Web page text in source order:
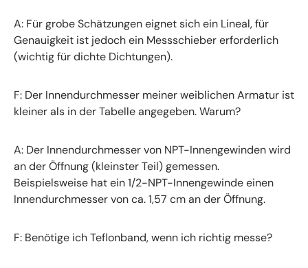
A: Für grobe Schätzungen eignet sich ein Lineal, für
Genauigkeit ist jedoch ein Messschieber erforderlich
(wichtig für dichte Dichtungen).
F: Der Innendurchmesser meiner weiblichen Armatur ist
kleiner als in der Tabelle angegeben. Warum?
A: Der Innendurchmesser von NPT-Innengewinden wird
an der Öffnung (kleinster Teil) gemessen.
Beispielsweise hat ein 1/2-NPT-Innengewinde einen
Innendurchmesser von ca. 1,57 cm an der Öffnung.
F: Benötige ich Teflonband, wenn ich richtig messe?